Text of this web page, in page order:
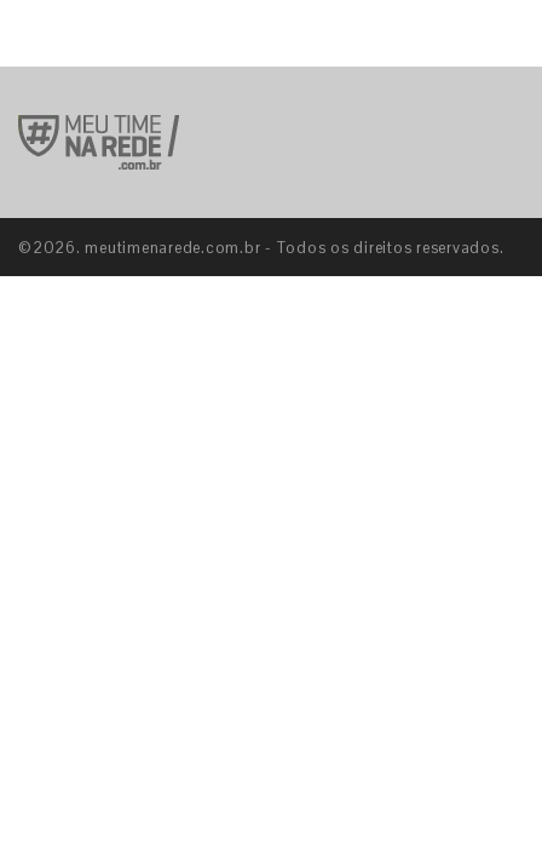
©2026. meutimenarede.com.br - Todos os direitos reservados.